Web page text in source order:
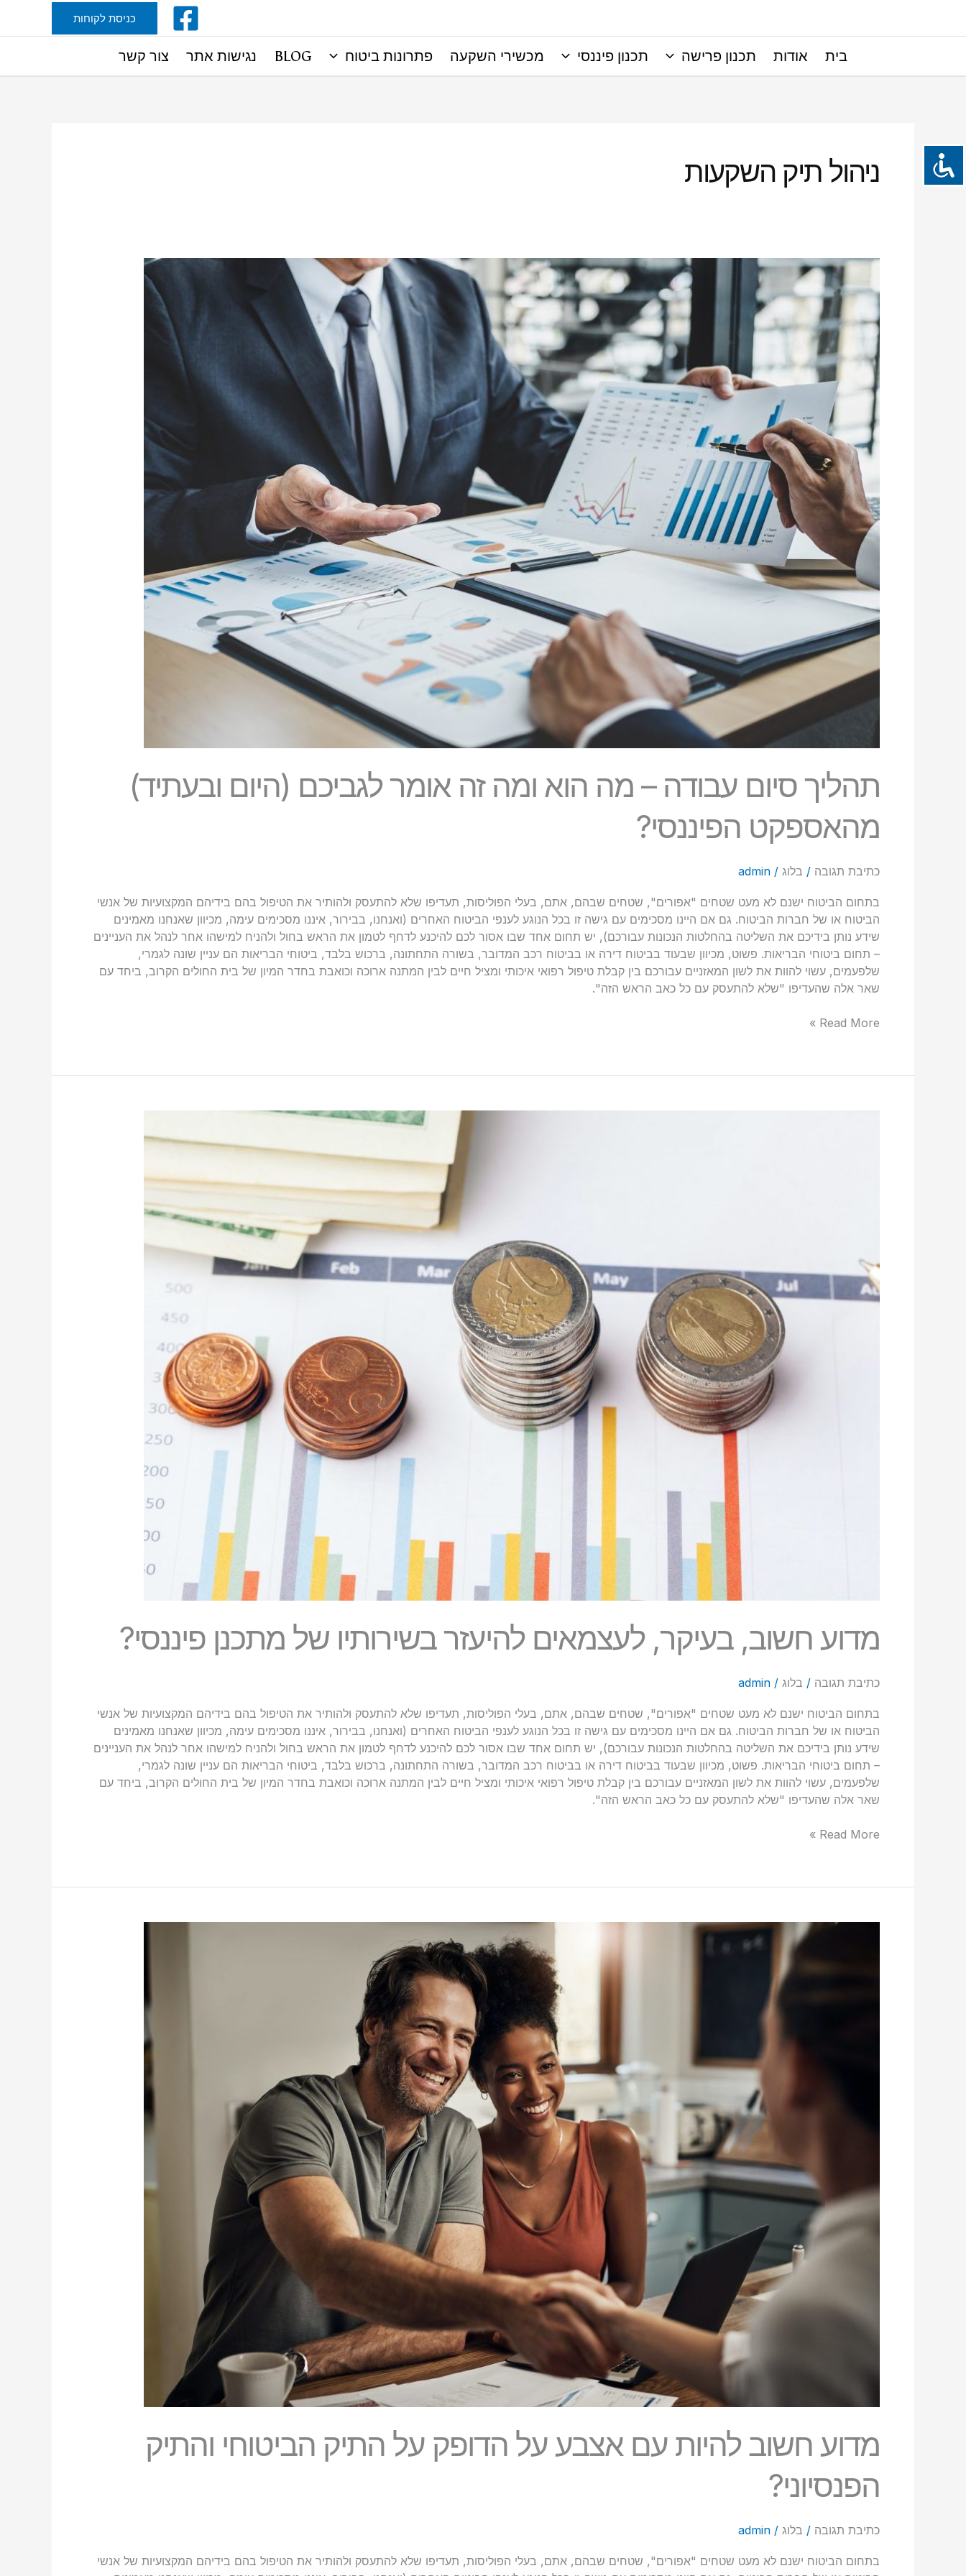
כניסת לקוחות
בית אודות תכנון פרישה תכנון פיננסי מכשירי השקעה פתרונות ביטוח BLOG נגישות אתר צור קשר
ניהול תיק השקעות
תהליך סיום עבודה – מה הוא ומה זה אומר לגביכם (היום ובעתיד)
מהאספקט הפיננסי?
כתיבת תגובה / בלוג /
admin
בתחום הביטוח ישנם לא מעט שטחים "אפורים", שטחים שבהם, אתם, בעלי הפוליסות, תעדיפו שלא להתעסק ולהותיר את הטיפול בהם בידיהם המקצועיות של אנשי
הביטוח או של חברות הביטוח. גם אם היינו מסכימים עם גישה זו בכל הנוגע לענפי הביטוח האחרים (ואנחנו, בבירור, איננו מסכימים עימה, מכיוון שאנחנו מאמינים
שידע נותן בידיכם את השליטה בהחלטות הנכונות עבורכם), יש תחום אחד שבו אסור לכם להיכנע לדחף לטמון את הראש בחול ולהניח למישהו אחר לנהל את העניינים
– תחום ביטוחי הבריאות. פשוט, מכיוון שבעוד בביטוח דירה או בביטוח רכב המדובר, בשורה התחתונה, ברכוש בלבד, ביטוחי הבריאות הם עניין שונה לגמרי,
שלפעמים, עשוי להוות את לשון המאזניים עבורכם בין קבלת טיפול רפואי איכותי ומציל חיים לבין המתנה ארוכה וכואבת בחדר המיון של בית החולים הקרוב, ביחד עם
שאר אלה שהעדיפו "שלא להתעסק עם כל כאב הראש הזה".
תהליך
עבודה
–
מה
הוא
ומה
זה
אומר
לגביכם
(היום
ובעתיד)
מהאספקט
הפיננסי?
Read More »
מדוע חשוב, בעיקר, לעצמאים להיעזר בשירותיו של מתכנן פיננסי?
כתיבת תגובה / בלוג /
admin
בתחום הביטוח ישנם לא מעט שטחים "אפורים", שטחים שבהם, אתם, בעלי הפוליסות, תעדיפו שלא להתעסק ולהותיר את הטיפול בהם בידיהם המקצועיות של אנשי
הביטוח או של חברות הביטוח. גם אם היינו מסכימים עם גישה זו בכל הנוגע לענפי הביטוח האחרים (ואנחנו, בבירור, איננו מסכימים עימה, מכיוון שאנחנו מאמינים
שידע נותן בידיכם את השליטה בהחלטות הנכונות עבורכם), יש תחום אחד שבו אסור לכם להיכנע לדחף לטמון את הראש בחול ולהניח למישהו אחר לנהל את העניינים
– תחום ביטוחי הבריאות. פשוט, מכיוון שבעוד בביטוח דירה או בביטוח רכב המדובר, בשורה התחתונה, ברכוש בלבד, ביטוחי הבריאות הם עניין שונה לגמרי,
שלפעמים, עשוי להוות את לשון המאזניים עבורכם בין קבלת טיפול רפואי איכותי ומציל חיים לבין המתנה ארוכה וכואבת בחדר המיון של בית החולים הקרוב, ביחד עם
שאר אלה שהעדיפו "שלא להתעסק עם כל כאב הראש הזה".
פיננסי?
Read More »
מדוע חשוב להיות עם אצבע על הדופק על התיק הביטוחי והתיק
הפנסיוני?
כתיבת תגובה / בלוג /
admin
בתחום הביטוח ישנם לא מעט שטחים "אפורים", שטחים שבהם, אתם, בעלי הפוליסות, תעדיפו שלא להתעסק ולהותיר את הטיפול בהם בידיהם המקצועיות של אנשי